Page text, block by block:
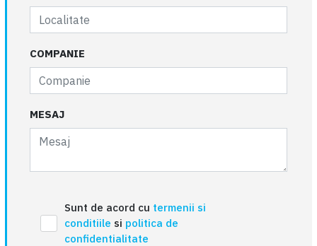
COMPANIE
MESAJ
Sunt de acord cu termenii si
conditiile si politica de
confidentialitate